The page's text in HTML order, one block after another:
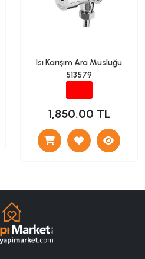
Isı Karışım Ara Musluğu
513579
1,850.00 TL